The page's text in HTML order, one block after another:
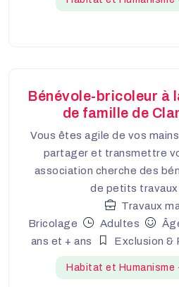
Bénévole-bricoleur à
de famille de
Vous êtes agile de vos
partager et transmettre
association cherche des
de petits travaux
Travaux
Bricolage
Adultes
ans et + ans
Exclusion &
Habitat et Humanisme